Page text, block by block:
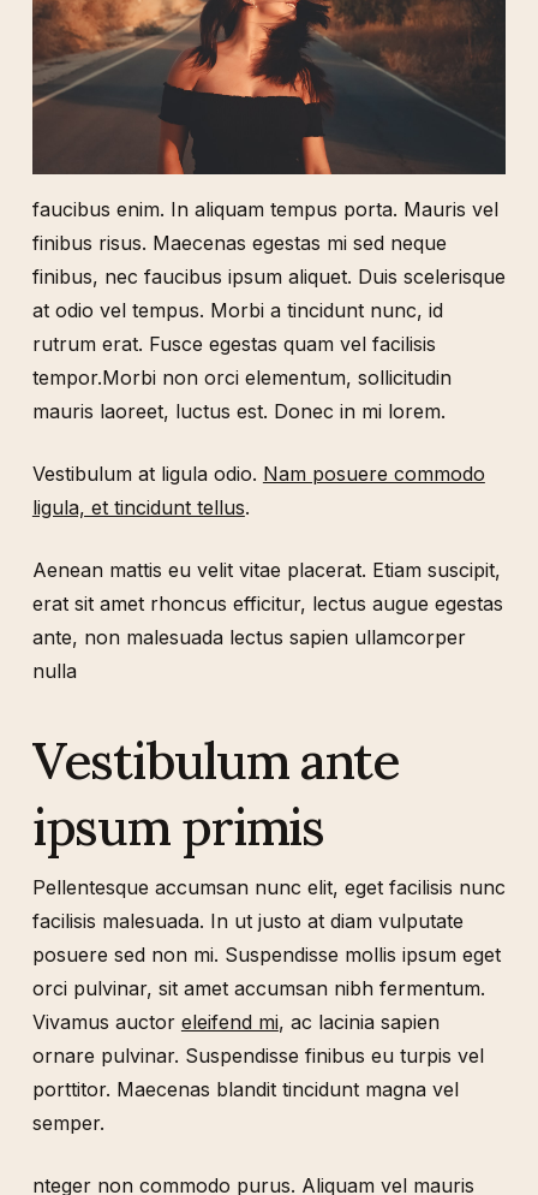
faucibus enim. In aliquam tempus porta. Mauris vel
finibus risus. Maecenas egestas mi sed neque
finibus, nec faucibus ipsum aliquet. Duis scelerisque
at odio vel tempus. Morbi a tincidunt nunc, id
rutrum erat. Fusce egestas quam vel facilisis
tempor.Morbi non orci elementum, sollicitudin
mauris laoreet, luctus est. Donec in mi lorem.
Vestibulum at ligula odio. Nam posuere commodo
ligula, et tincidunt tellus.
Aenean mattis eu velit vitae placerat. Etiam suscipit,
erat sit amet rhoncus efficitur, lectus augue egestas
ante, non malesuada lectus sapien ullamcorper
nulla
Vestibulum ante
ipsum primis
Pellentesque accumsan nunc elit, eget facilisis nunc
facilisis malesuada. In ut justo at diam vulputate
posuere sed non mi. Suspendisse mollis ipsum eget
orci pulvinar, sit amet accumsan nibh fermentum.
Vivamus auctor eleifend mi, ac lacinia sapien
ornare pulvinar. Suspendisse finibus eu turpis vel
porttitor. Maecenas blandit tincidunt magna vel
semper.
nteger non commodo purus. Aliquam vel mauris